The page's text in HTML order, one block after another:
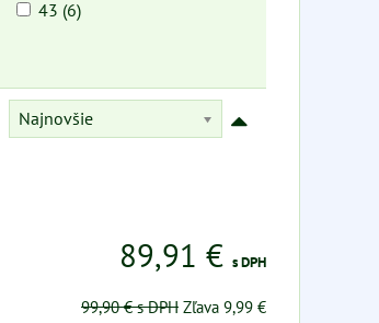
43 (6)
Najnovšie
89,91 € s DPH
99,90 €s DPH Zľava 9,99 €